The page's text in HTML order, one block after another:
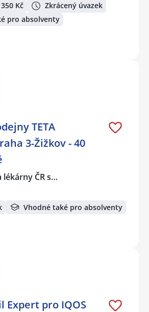
Kč
Zkrácený úvazek
pro absolventy
TETA
3-Žižkov - 40
lékárny ČR s…
Vhodné také pro absolventy
Expert pro IQOS